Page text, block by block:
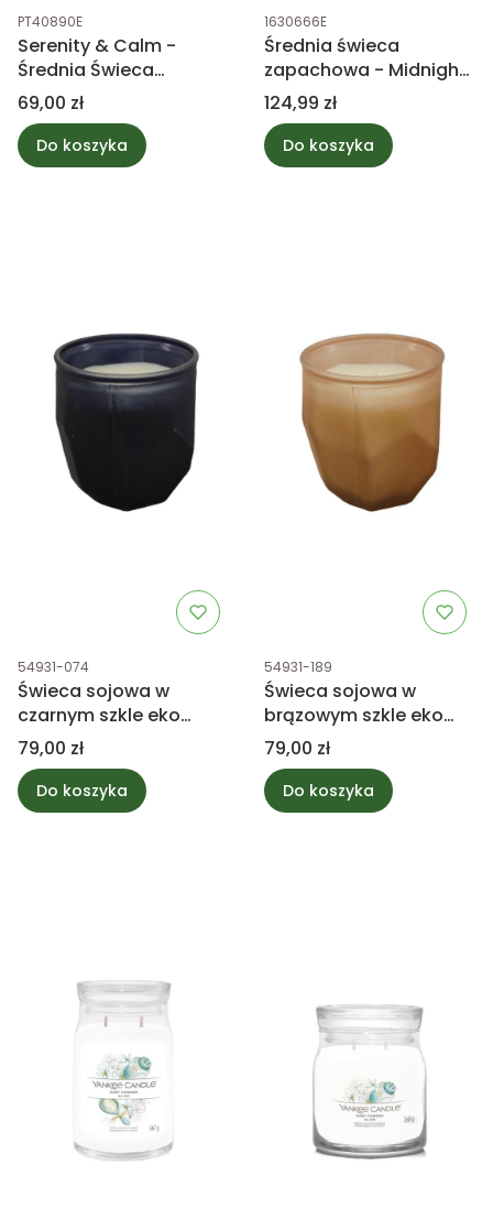
Kod produktu
PT40890E
Serenity & Calm -
Średnia Świeca
Zapachowa CBC
Cena
69,00 zł
Do koszyka
Kod produktu
1630666E
Średnia świeca
zapachowa - Midnight
Jasmine - Yankee
Candle
Cena
124,99 zł
Do koszyka
Kod produktu
54931-074
Świeca sojowa w
czarnym szkle eko
mała
Cena
79,00 zł
Do koszyka
Kod produktu
54931-189
Świeca sojowa w
brązowym szkle eko
mała
Cena
79,00 zł
Do koszyka